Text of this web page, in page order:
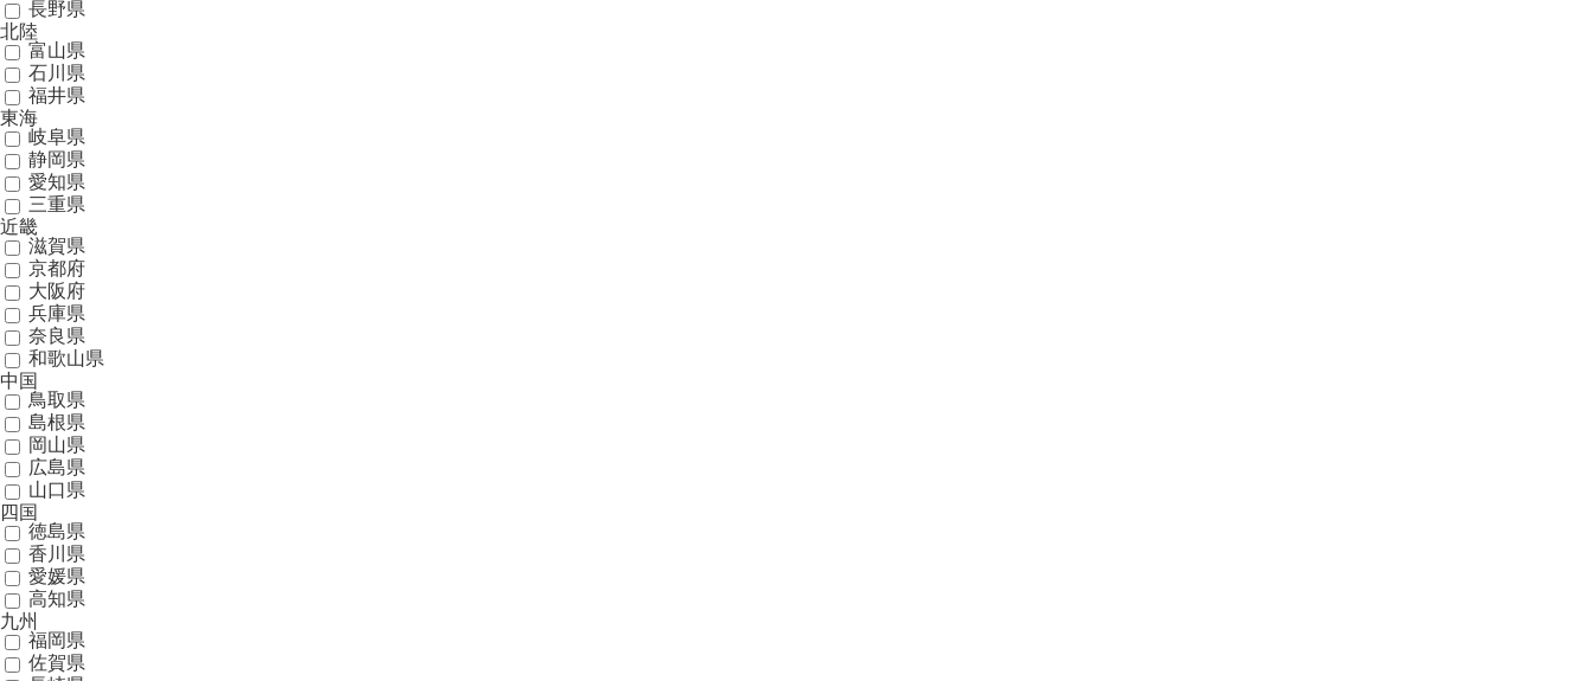
長野県
北陸
富山県
石川県
福井県
東海
岐阜県
静岡県
愛知県
三重県
近畿
滋賀県
京都府
大阪府
兵庫県
奈良県
和歌山県
中国
鳥取県
島根県
岡山県
広島県
山口県
四国
徳島県
香川県
愛媛県
高知県
九州
福岡県
佐賀県